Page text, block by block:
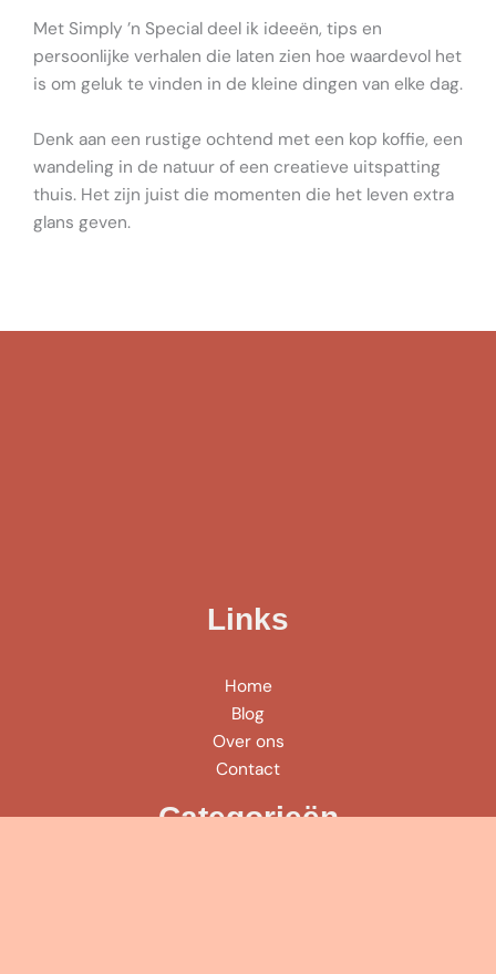
Met Simply ’n Special deel ik ideeën, tips en
persoonlijke verhalen die laten zien hoe waardevol het
is om geluk te vinden in de kleine dingen van elke dag.
Denk aan een rustige ochtend met een kop koffie, een
wandeling in de natuur of een creatieve uitspatting
thuis. Het zijn juist die momenten die het leven extra
glans geven.
Links
Home
Blog
Over ons
Contact
Categorieën